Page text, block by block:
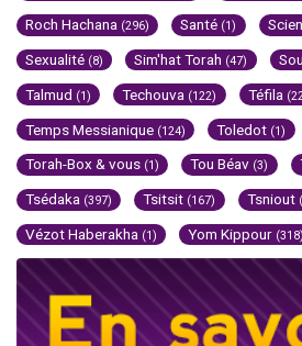
Roch Hachana (296) Santé (1)
Sexualité (8) Sim'hat Torah (47)
Talmud (1) Techouva (122) Téfila
Temps Messianique (124) Toledot (1)
Torah-Box & vous (1) Tou Béav (3)
Tsédaka (397) Tsitsit (167) Tsniout
Vézot Haberakha (1) Yom Kippour (318)